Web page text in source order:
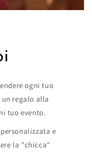
ogni tuo
regalo alla
tuo evento.
e
la "chicca"